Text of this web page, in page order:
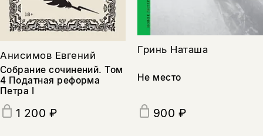
Анисимов Евгений
Собрание сочинений. Том
4 Податная реформа
Петра I
1 200 ₽
Гринь Наташа
Не место
900 ₽